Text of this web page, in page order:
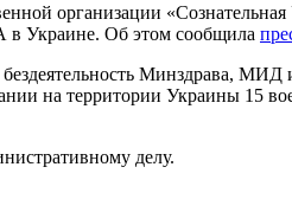
организации
Украине. Об этом сообщила
Минздрава,
на территории Украины 15
делу.